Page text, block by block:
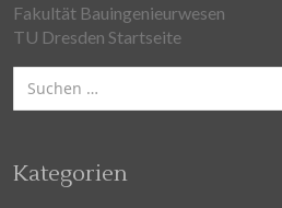
Fakultät Bauingenieurwesen
TU Dresden Startseite
Suchen
nach:
Kategorien